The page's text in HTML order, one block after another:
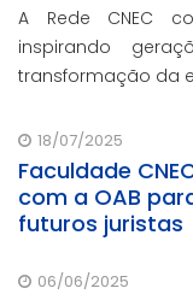
A Rede CNEC
inspirando
transformação da
18/07/2025
Faculdade
com a OAB
futuros juristas
06/06/2025